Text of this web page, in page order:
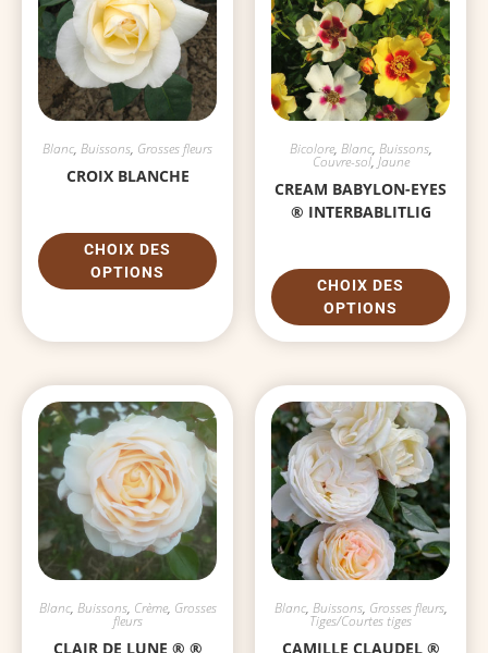
Blanc, Buissons, Grosses fleurs
CROIX BLANCHE
CHOIX DES
OPTIONS
Bicolore, Blanc, Buissons,
Couvre-sol, Jaune
CREAM BABYLON-EYES
® INTERBABLITLIG
CHOIX DES
OPTIONS
Blanc, Buissons, Crème, Grosses
fleurs
CLAIR DE LUNE ® ®
Blanc, Buissons, Grosses fleurs,
Tiges/Courtes tiges
CAMILLE CLAUDEL ®